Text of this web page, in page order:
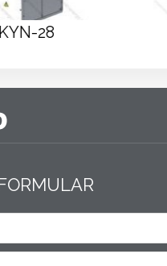
KSO-